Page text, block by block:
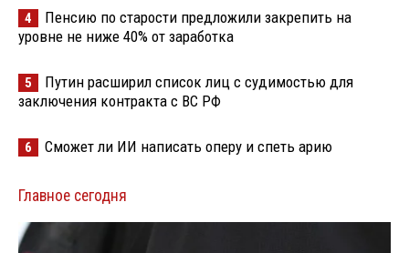
4
Пенсию по старости предложили закрепить на
уровне не ниже 40% от заработка
5
Путин расширил список лиц с судимостью для
заключения контракта с ВС РФ
6 Сможет ли ИИ написать оперу и спеть арию
Главное сегодня